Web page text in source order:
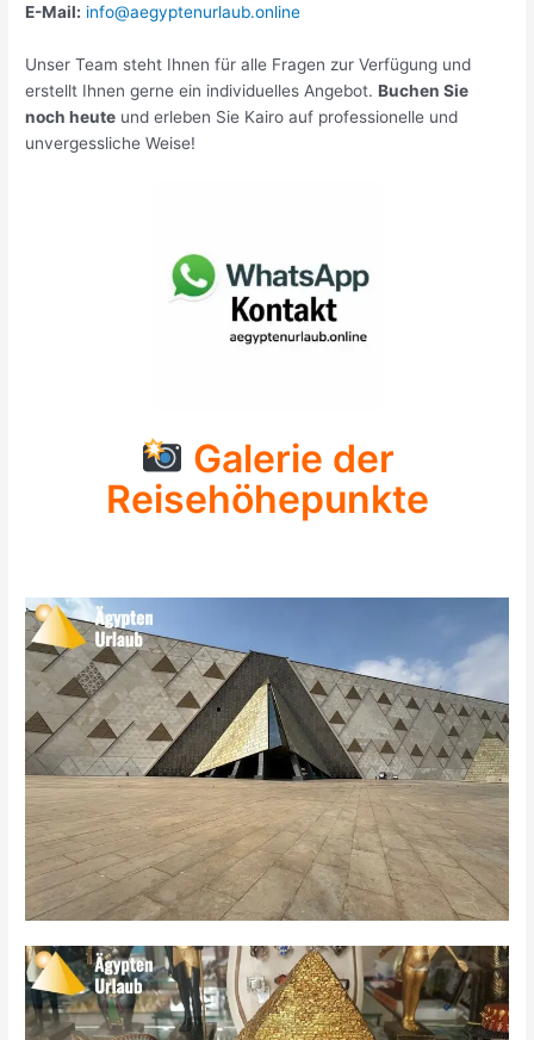
E-Mail: info@aegyptenurlaub.online
Unser Team steht Ihnen für alle Fragen zur Verfügung und
erstellt Ihnen gerne ein individuelles Angebot.Buchen Sie
noch heute und erleben Sie Kairo auf professionelle und
unvergessliche Weise!
Galerie der
Reisehöhepunkte